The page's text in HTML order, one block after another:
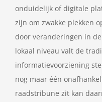
onduidelijk of digitale
zijn om zwakke plekken
door veranderingen in
lokaal niveau valt de
informatievoorziening
nog maar één
raadstribune zit kan